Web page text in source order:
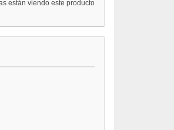
están viendo este producto